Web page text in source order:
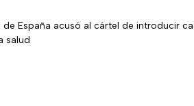
de España acusó al cártel de introducir
salud